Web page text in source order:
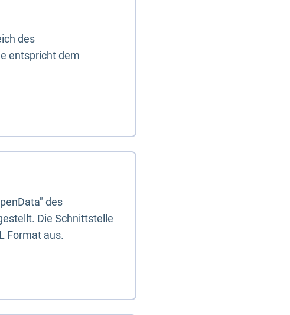
des
entspricht dem
des
Die Schnittstelle
Format aus.